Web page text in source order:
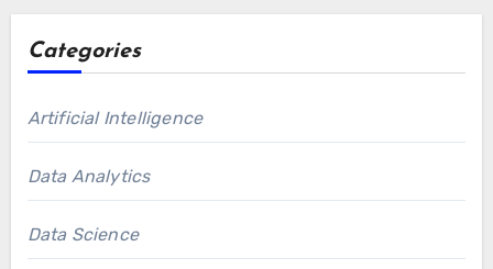
Categories
Artificial Intelligence
Data Analytics
Data Science